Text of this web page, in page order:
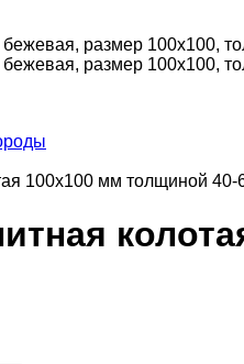
100х100 мм толщиной